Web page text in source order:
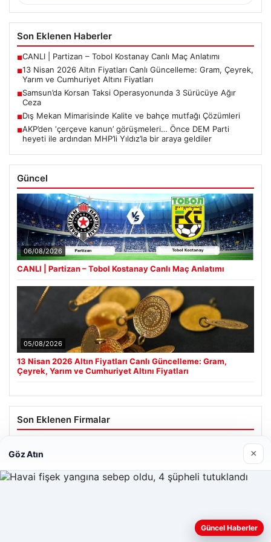
Son Eklenen Haberler
■CANLI | Partizan – Tobol Kostanay Canlı Maç Anlatımı
■13 Nisan 2026 Altın Fiyatları Canlı Güncelleme: Gram, Çeyrek,
Yarım ve Cumhuriyet Altını Fiyatları
■Samsun’da Korsan Taksi Operasyonunda 3 Sürücüye Ağır
Ceza
■Dış Mekan Mimarisinde Kalite ve bahçe mutfağı Çözümleri
■AKP’den ‘çerçeve kanun’ görüşmeleri… Önce DEM Parti
heyeti ile ardından MHP’li Yıldız’la bir araya geldiler
Güncel
06/08/2026
CANLI | Partizan – Tobol Kostanay Canlı Maç Anlatımı
05/08/2026
13 Nisan 2026 Altın Fiyatları Canlı Güncelleme: Gram,
Çeyrek, Yarım ve Cumhuriyet Altını Fiyatları
Son Eklenen Firmalar
Web sitemizi nasıl kullandığınızı daha iyi anlayabilmek,
deneyiminizi kişiselleştirmek ve geliştirmek amacıyla çerezler
Göz Atın ×
Güncel Haberler